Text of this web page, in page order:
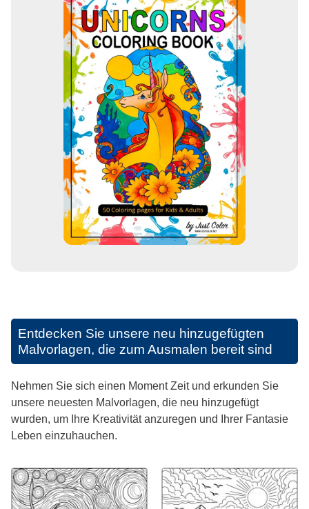
Entdecken Sie unsere neu hinzugefügten
Malvorlagen, die zum Ausmalen bereit sind
Nehmen Sie sich einen Moment Zeit und erkunden Sie
unsere neuesten Malvorlagen, die neu hinzugefügt
wurden, um Ihre Kreativität anzuregen und Ihrer Fantasie
Leben einzuhauchen.